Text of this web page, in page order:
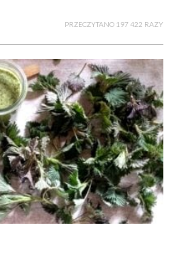
PRZECZYTANO 197 422 RAZY